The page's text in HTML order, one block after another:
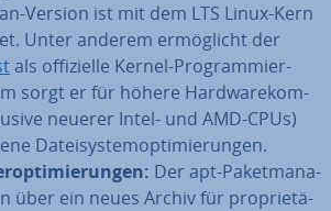
Version ist mit dem LTS Linux-Kern
Unter anderem er­mög­licht der
als of­fi­zi­el­le Kernel-Pro­gram­mier­
sorgt er für höhere Hard­ware­kom­
neuerer Intel- und AMD-CPUs)
Da­tei­sys­tem­op­ti­mie­run­gen.
Der apt-Pa­ket­ma­na­
über ein neues Archiv für pro­prie­tä­